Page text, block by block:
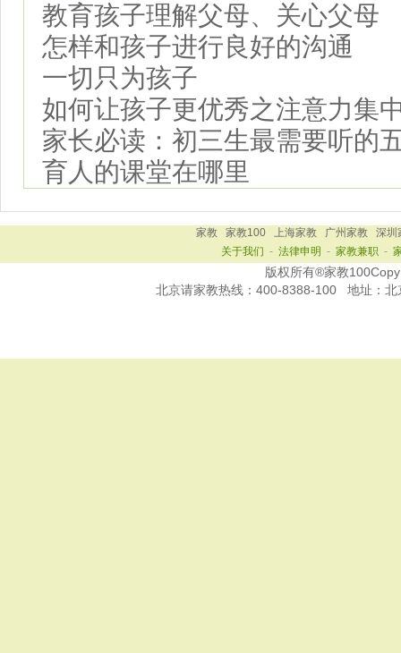
教育孩子理解父母、关心父母
怎样和孩子进行良好的沟通
一切只为孩子
如何让孩子更优秀之注意力集
家长必读：初三生最需要听的
育人的课堂在哪里
家教 家教100 上海家教 广州家教
深圳
关于我们 - 法律申明 - 家教兼职 -
版权所有®家教
北京请家教热线： 400-8388-100 地址：北